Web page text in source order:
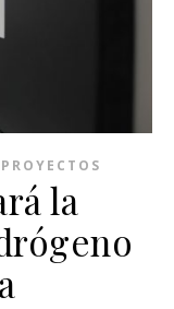
PROYECTOS
la